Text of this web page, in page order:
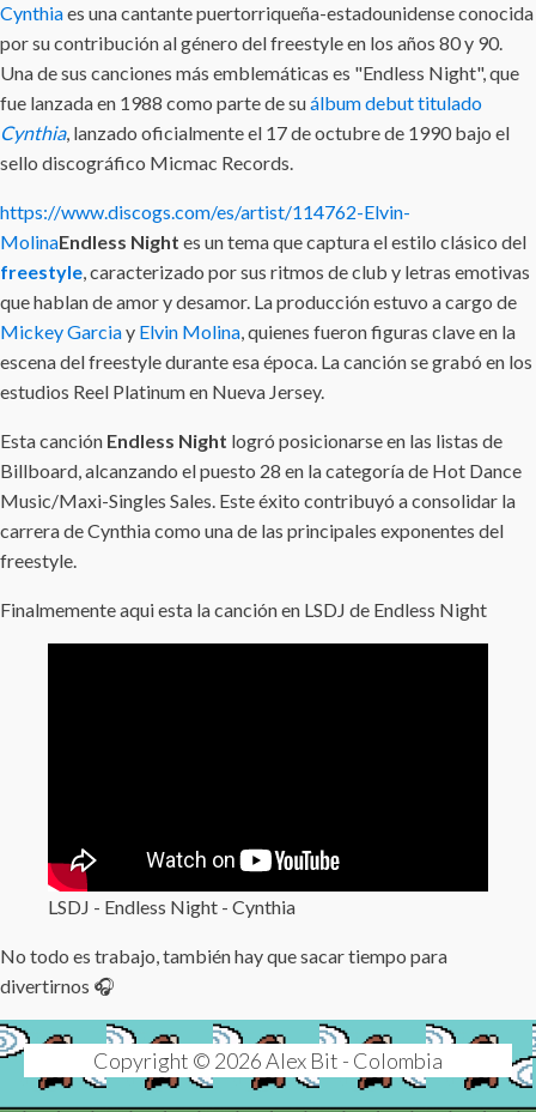
Cynthiaes una cantante puertorriqueña-estadounidense conocida
por su contribución al género del freestyle en los años 80 y 90.
Una de sus canciones más emblemáticas es "Endless Night", que
fue lanzada en 1988 como parte de suálbum debut titulado
Cynthia, lanzado oficialmente el 17 de octubre de 1990 bajo el
sello discográfico Micmac Records.
https://www.discogs.com/es/artist/114762-Elvin-
MolinaEndless Night es un tema que captura el estilo clásico del
freestyle, caracterizado por sus ritmos de club y letras emotivas
que hablan de amor y desamor. La producción estuvo a cargo de
Mickey Garciay Elvin Molina, quienes fueron figuras clave en la
escena del freestyle durante esa época. La canción se grabó en los
estudios Reel Platinum en Nueva Jersey.
Esta canción Endless Night logró posicionarse en las listas de
Billboard, alcanzando el puesto 28 en la categoría de Hot Dance
Music/Maxi-Singles Sales. Este éxito contribuyó a consolidar la
carrera de Cynthia como una de las principales exponentes del
freestyle.
Finalmemente aqui esta la canción en LSDJ de Endless Night
LSDJ - Endless Night - Cynthia
No todo es trabajo, también hay que sacar tiempo para
divertirnos 🎧
Copyright © 2026 Alex Bit - Colombia